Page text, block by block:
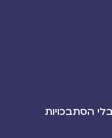
הסתבכויות